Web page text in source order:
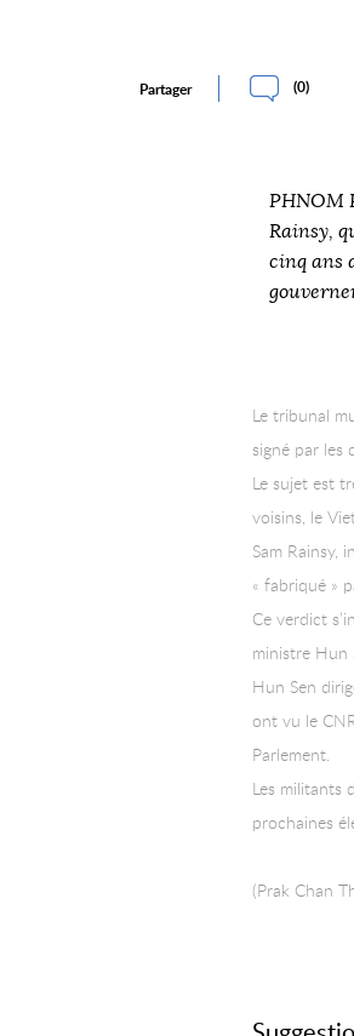
Partager (0)
PHNOM
Rainsy,
cinq ans
Le tribunal
signé par les
Le sujet est
voisins, le
Sam Rainsy,
« fabriqué »
Ce verdict
ministre Hun
Hun Sen
ont vu le
Parlement.
Les militants
prochaines
(Prak Chan